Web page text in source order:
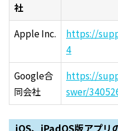
社
Apple Inc.
https://
4
Google合
同会社
https://
swer/
iOS、iPadOS版アプリ